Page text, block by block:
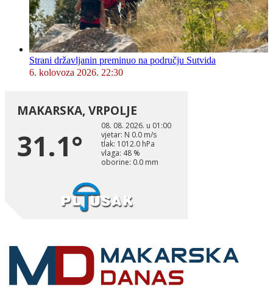
Strani državljanin preminuo na području Sutvida
6. kolovoza 2026. 22:30